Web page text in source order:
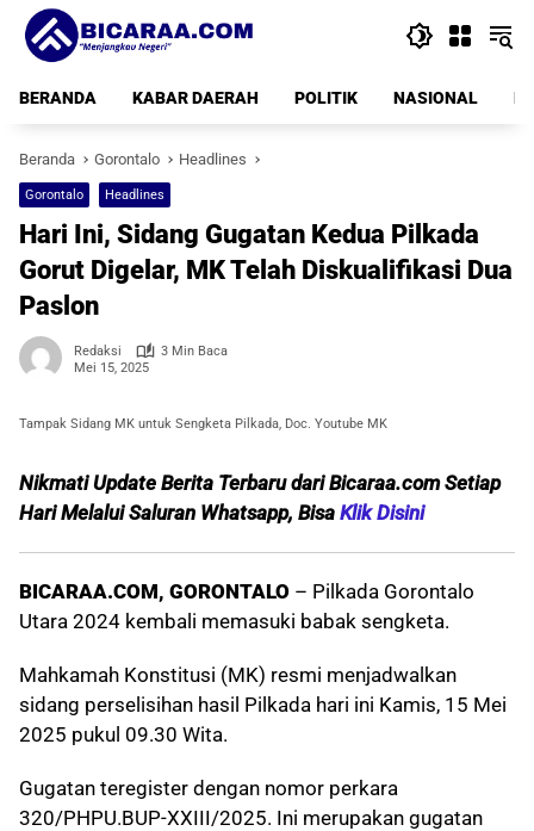
Langsung
konten
BERANDA
KABAR DAERAH POLITIK NASIONAL
Beranda Gorontalo Headlines
Gorontalo Headlines
Hari Ini, Sidang Gugatan Kedua Pilkada
Gorut Digelar, MK Telah Diskualifikasi Dua
Paslon
Redaksi
3 Min Baca
Mei 15, 2025
Tampak Sidang MK untuk Sengketa Pilkada, Doc. Youtube MK
Nikmati Update Berita Terbaru dari Bicaraa.com Setiap
Hari Melalui Saluran Whatsapp, Bisa Klik Disini
BICARAA.COM, GORONTALO – Pilkada Gorontalo
Utara 2024 kembali memasuki babak sengketa.
Mahkamah Konstitusi (MK) resmi menjadwalkan
sidang perselisihan hasil Pilkada hari ini Kamis, 15 Mei
2025 pukul 09.30 Wita.
Gugatan teregister dengan nomor perkara
320/PHPU.BUP-XXIII/2025. Ini merupakan gugatan